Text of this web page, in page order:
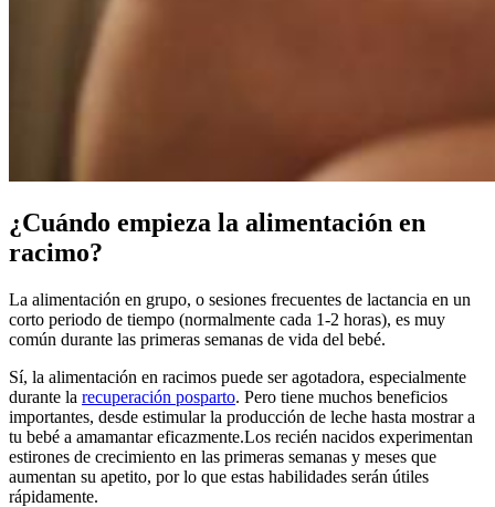
¿Cuándo empieza la alimentación en
racimo?
La alimentación en grupo, o sesiones frecuentes de lactancia en un
corto periodo de tiempo (normalmente cada 1-2 horas), es muy
común durante las primeras semanas de vida del bebé.
Sí, la alimentación en racimos puede ser agotadora, especialmente
durante la recuperación posparto. Pero tiene muchos beneficios
importantes, desde estimular la producción de leche hasta mostrar a
tu bebé a amamantar eficazmente.Los recién nacidos experimentan
estirones de crecimiento en las primeras semanas y meses que
aumentan su apetito, por lo que estas habilidades serán útiles
rápidamente.